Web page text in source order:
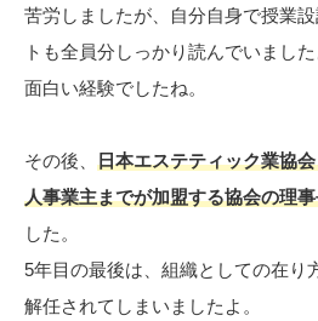
苦労しましたが、自分自身で授業
トも全員分しっかり読んでいました
面白い経験でしたね。
その後、 日本エステティック業協
人事業主までが加盟する協会の理
した。
5年目の最後は、組織としての在り
解任されてしまいましたよ。